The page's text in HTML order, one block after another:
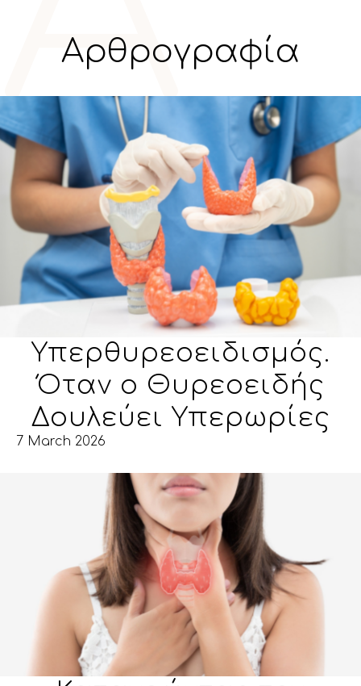
Αρθρογραφία
Υπερθυρεοειδισμός.
Όταν ο Θυρεοειδής
Δουλεύει Υπερωρίες
7 March 2026